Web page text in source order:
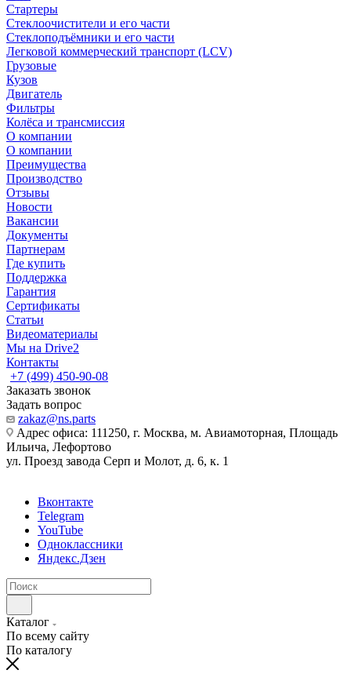
Стартеры
Стеклоочистители и его части
Стеклоподъёмники и его части
Легковой коммерческий транспорт (LCV)
Грузовые
Кузов
Двигатель
Фильтры
Колёса и трансмиссия
О компании
О компании
Преимущества
Производство
Отзывы
Новости
Вакансии
Документы
Партнерам
Где купить
Поддержка
Гарантия
Сертификаты
Статьи
Видеоматериалы
Мы на Drive2
Контакты
+7 (499) 450-90-08
Заказать звонок
Задать вопрос
zakaz@ns.parts
Адрес офиса: 111250, г. Москва, м. Авиамоторная, Площадь
Ильича, Лефортово
ул. Проезд завода Серп и Молот, д. 6, к. 1
Вконтакте
Telegram
YouTube
Одноклассники
Яндекс.Дзен
Каталог
По всему сайту
По каталогу